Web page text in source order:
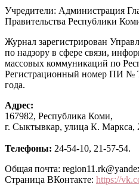
Учредители: Администрация
Правительства Республики
Журнал зарегистрирован
по надзору в сфере связи,
массовых коммуникаций по
Регистрационный номер ПИ №
года.
Адрес:
167982, Республика Коми,
г. Сыктывкар, улица К. Маркса,
Телефоны: 24-54-10, 21-57-54.
Общая почта:
Страница ВКонтакте: https://